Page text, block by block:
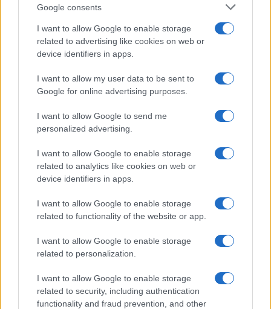
Google consents
I want to allow Google to enable storage
related to advertising like cookies on web or
device identifiers in apps.
I want to allow my user data to be sent to
Google for online advertising purposes.
I want to allow Google to send me
personalized advertising.
I want to allow Google to enable storage
related to analytics like cookies on web or
device identifiers in apps.
I want to allow Google to enable storage
related to functionality of the website or app.
I want to allow Google to enable storage
related to personalization.
I want to allow Google to enable storage
related to security, including authentication
functionality and fraud prevention, and other